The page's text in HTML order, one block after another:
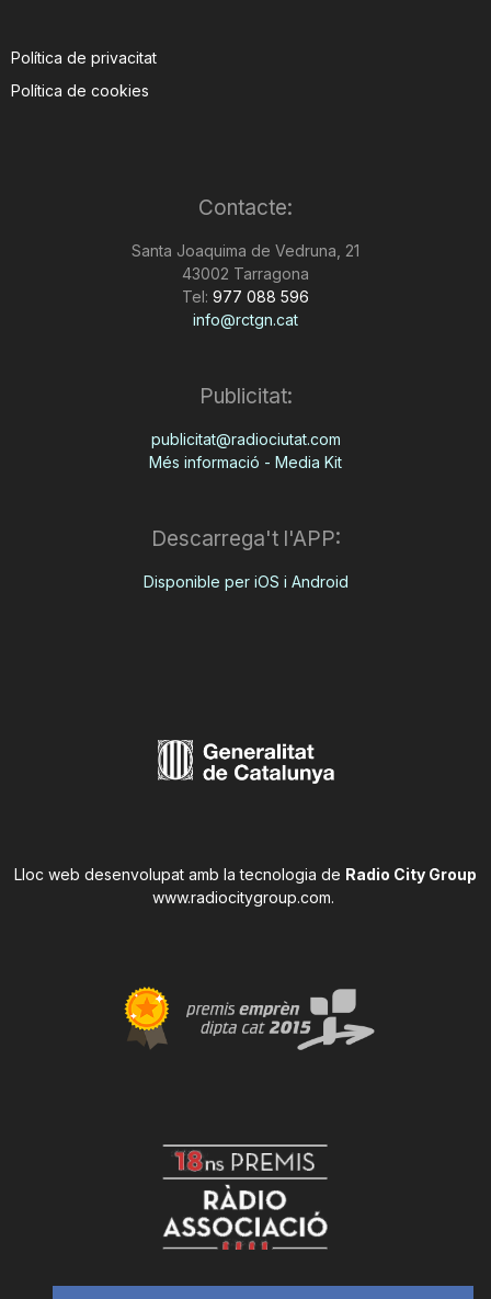
Política de privacitat
Política de cookies
Contacte:
Santa Joaquima de Vedruna, 21
43002 Tarragona
Tel: 977 088 596
info@rctgn.cat
Publicitat:
publicitat@radiociutat.com
Més informació - Media Kit
Descarrega't l'APP:
Disponible per iOS i Android
Lloc web desenvolupat amb la tecnologia de Radio City Group
www.radiocitygroup.com.